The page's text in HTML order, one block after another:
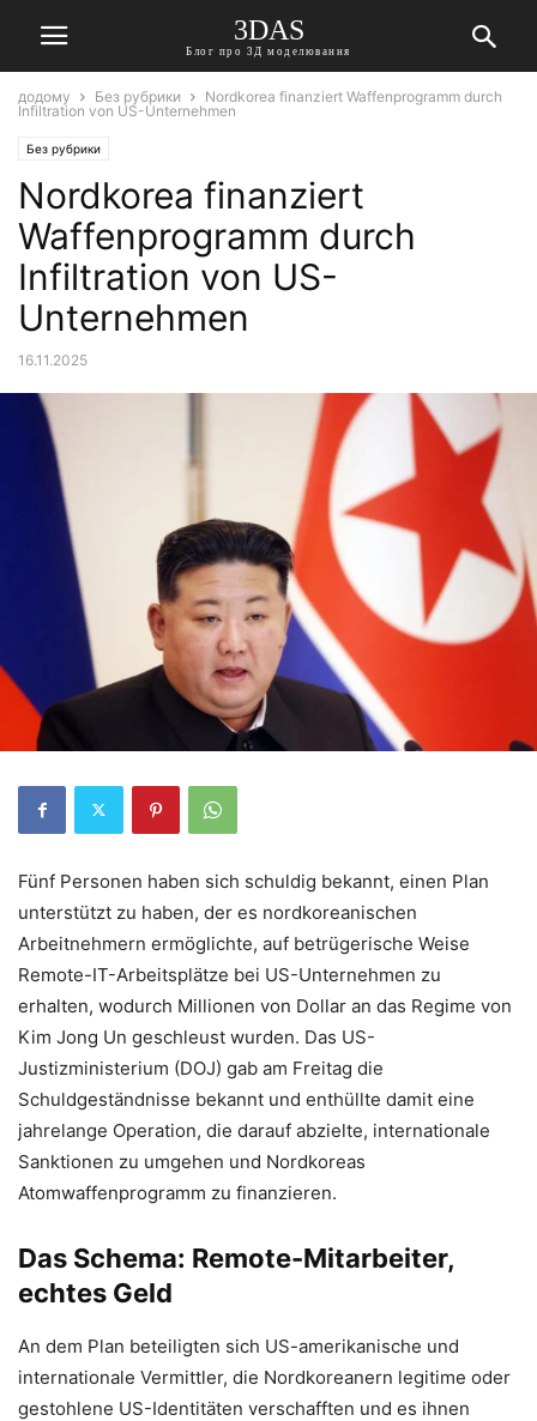
3DAS
Блог про 3Д моделювання
додому Без рубрики
Nordkorea finanziert Waffenprogramm durch
Infiltration von US-Unternehmen
Без рубрики
Nordkorea finanziert
Waffenprogramm durch
Infiltration von US-
Unternehmen
16.11.2025
Fünf Personen haben sich schuldig bekannt, einen Plan
unterstützt zu haben, der es nordkoreanischen
Arbeitnehmern ermöglichte, auf betrügerische Weise
Remote-IT-Arbeitsplätze bei US-Unternehmen zu
erhalten, wodurch Millionen von Dollar an das Regime von
Kim Jong Un geschleust wurden. Das US-
Justizministerium (DOJ) gab am Freitag die
Schuldgeständnisse bekannt und enthüllte damit eine
jahrelange Operation, die darauf abzielte, internationale
Sanktionen zu umgehen und Nordkoreas
Atomwaffenprogramm zu finanzieren.
Das Schema: Remote-Mitarbeiter,
echtes Geld
An dem Plan beteiligten sich US-amerikanische und
internationale Vermittler, die Nordkoreanern legitime oder
gestohlene US-Identitäten verschafften und es ihnen